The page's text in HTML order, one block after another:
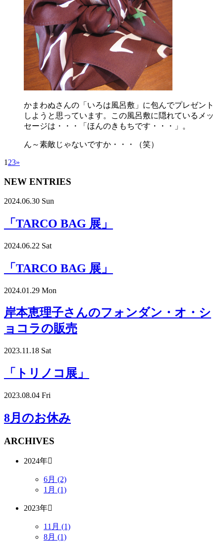
かまわぬさんの「いろは風呂敷」に包んでプレゼント
しようと思っています。この風呂敷に隠れているメッ
セージは・・・「ほんのきもちです・・・」。
ん～素敵じゃないですか・・・（笑）
123»
NEW ENTRIES
2024.06.30 Sun
「TARCO BAG 展」
2024.06.22 Sat
「TARCO BAG 展」
2024.01.29 Mon
岸本恵理子さんのフォンダン・オ・シ
ョコラの販売
2023.11.18 Sat
「トリノコ展」
2023.08.04 Fri
8月のお休み
ARCHIVES
2024年
6月 (2)
1月 (1)
2023年
11月 (1)
8月 (1)